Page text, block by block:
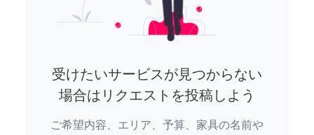
受けたいサービスが見つからない
場合はリクエストを投稿しよう
ご希望内容、エリア、予算、家具の名前や